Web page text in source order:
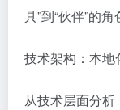
具”到“伙伴”的角
技术架构：本
从技术层面分析